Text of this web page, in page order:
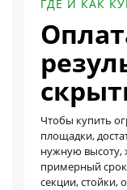
ГДЕ И КАК
Чтобы купить
площадки,
нужную высоту,
примерный
секции, стойки,